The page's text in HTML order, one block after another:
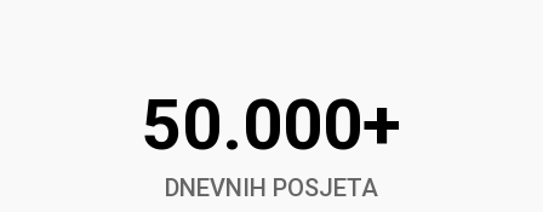
50.000+
DNEVNIH POSJETA